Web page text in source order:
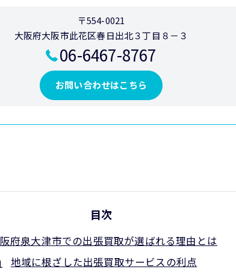
〒554-0021
大阪府大阪市此花区春日出北３丁目８－３
06-6467-8767
お問い合わせはこちら
目次
府泉大津市での出張買取が選ばれる理由とは
地域に根ざした出張買取サービスの利点